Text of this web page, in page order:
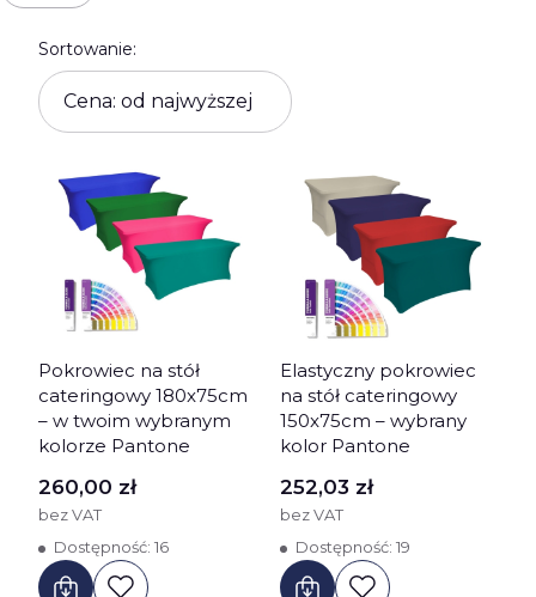
Lista produktów
Sortowanie:
Cena: od najwyższej
Pokrowiec na stół
cateringowy 180x75cm
– w twoim wybranym
kolorze Pantone
Cena
260,00 zł
bez VAT
Dostępność: 16
Elastyczny pokrowiec
na stół cateringowy
150x75cm – wybrany
kolor Pantone
Cena
252,03 zł
bez VAT
Dostępność: 19